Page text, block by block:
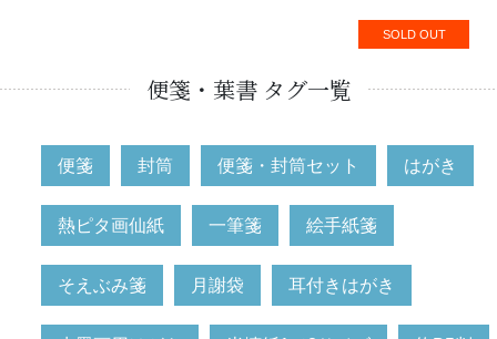
SOLD OUT
便箋・葉書 タグ一覧
便箋 封筒 便箋・封筒セット はがき
熱ピタ画仙紙 一筆箋 絵手紙箋
そえぶみ箋 月謝袋 耳付きはがき